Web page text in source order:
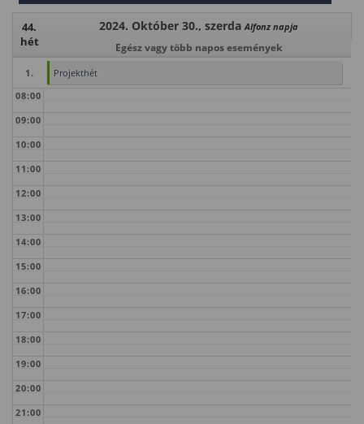
44.
hét
2024. Október 30., szerdaAlfonz napja
Egész vagy több napos események
1.
Projekthét
08:00
09:00
10:00
11:00
12:00
13:00
14:00
15:00
16:00
17:00
18:00
19:00
20:00
21:00